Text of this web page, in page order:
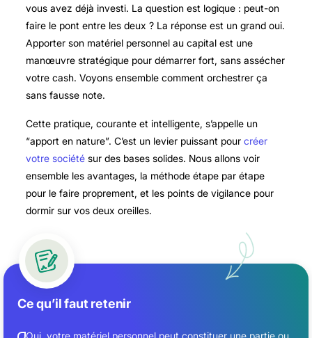
vous avez déjà investi. La question est logique : peut-on
faire le pont entre les deux ? La réponse est un grand oui.
Apporter son matériel personnel au capital est une
manœuvre stratégique pour démarrer fort, sans assécher
votre cash. Voyons ensemble comment orchestrer ça
sans fausse note.
Cette pratique, courante et intelligente, s’appelle un
“apport en nature”. C’est un levier puissant pour créer
votre sociétésur des bases solides. Nous allons voir
ensemble les avantages, la méthode étape par étape
pour le faire proprement, et les points de vigilance pour
dormir sur vos deux oreilles.
Ce qu’il faut retenir
Oui, votre matériel personnel peut constituer une partie ou